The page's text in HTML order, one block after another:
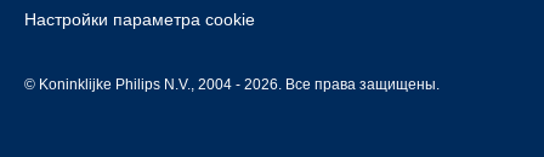
Настройки параметра cookie
© Koninklijke Philips N.V., 2004 - 2026. Все права защищены.